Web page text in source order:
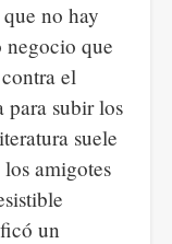
no hay
negocio que
el
para subir los
suele
amigotes
un